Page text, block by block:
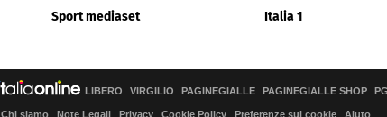
Sport mediaset Italia 1
LIBERO VIRGILIO PAGINEGIALLE PAGINEGIALLE SHOP
Chi siamo Note Legali Privacy Cookie Policy Preferenze sui cookie Aiuto